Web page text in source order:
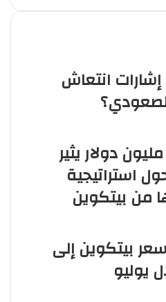
هل تظهر Solana إشارات انتعاش
تحويل بقيمة 30 مليون دولار يثير
استراتيجية
بيتكوين إلى